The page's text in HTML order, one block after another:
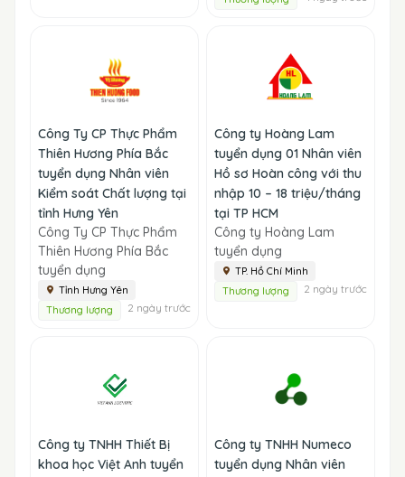
Công Ty CP Thực Phẩm
Thiên Hương Phía Bắc
tuyển dụng Nhân viên
Kiểm soát Chất lượng tại
tỉnh Hưng Yên
Công Ty CP Thực Phẩm
Thiên Hương Phía Bắc
tuyển dụng
Tỉnh Hưng Yên
Thương lượng
2 ngày trước
Công ty Hoàng Lam
tuyển dụng 01 Nhân viên
Hồ sơ Hoàn công với thu
nhập 10 – 18 triệu/tháng
tại TP HCM
Công ty Hoàng Lam
tuyển dụng
TP. Hồ Chí Minh
Thương lượng
2 ngày trước
Công ty TNHH Thiết Bị
khoa học Việt Anh tuyển
Công ty TNHH Numeco
tuyển dụng Nhân viên